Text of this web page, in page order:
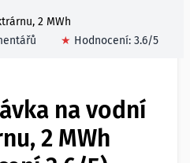
2 MWh
★ Hodnocení: 3.6/5
na vodní
2 MWh